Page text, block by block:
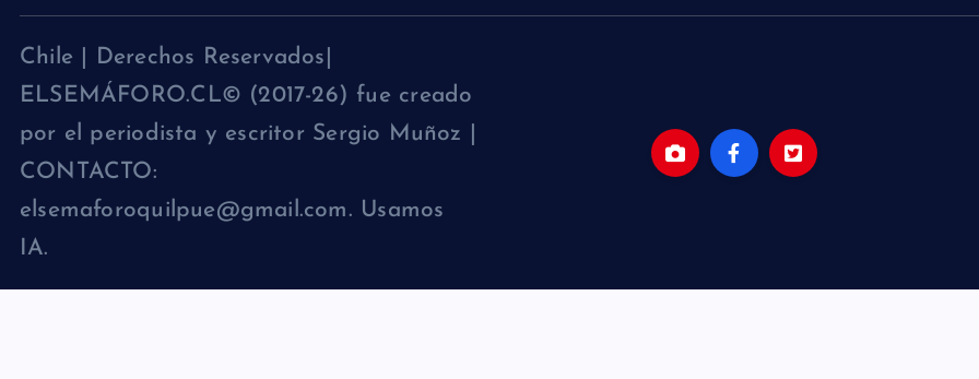
Chile | Derechos Reservados|
ELSEMÁFORO.CL© (2017-26) fue creado
por el periodista y escritor Sergio Muñoz |
CONTACTO:
elsemaforoquilpue@gmail.com. Usamos
IA.